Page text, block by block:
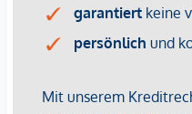
von oben belichtet und
aufgeweitet. PKW und
der Ebene des Parks